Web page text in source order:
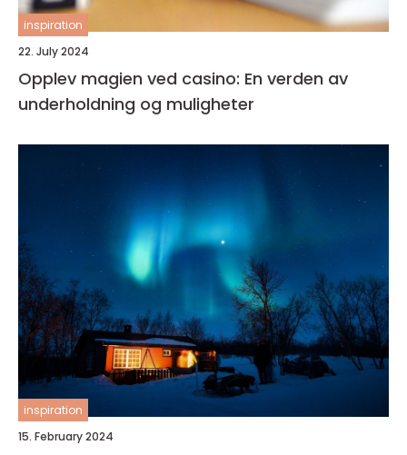
inspiration
22. July 2024
Opplev magien ved casino: En verden av
underholdning og muligheter
inspiration
15. February 2024